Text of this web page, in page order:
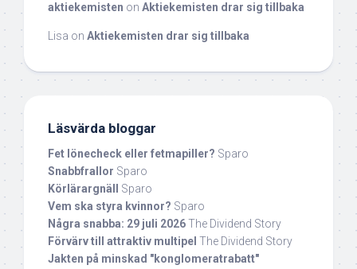
aktiekemisten on Aktiekemisten drar sig tillbaka
Lisa on Aktiekemisten drar sig tillbaka
Läsvärda bloggar
Fet lönecheck eller fetmapiller? Sparo
Snabbfrallor Sparo
Körlärargnäll
Sparo
Vem ska styra kvinnor? Sparo
Några snabba: 29 juli 2026The Dividend Story
Förvärv till attraktiv multipel The Dividend Story
Jakten på minskad "konglomeratrabatt"